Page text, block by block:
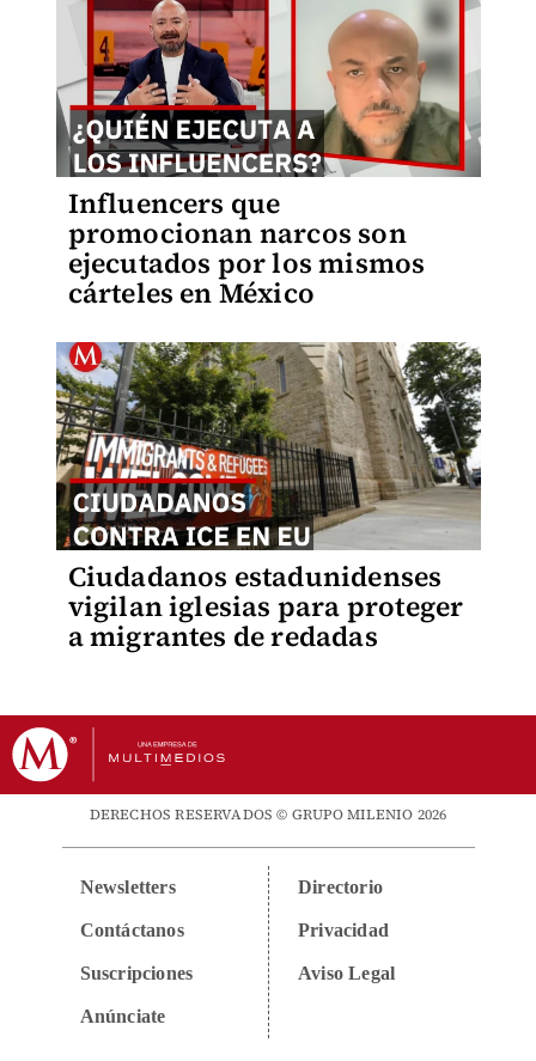
Influencers que
promocionan narcos son
ejecutados por los mismos
cárteles en México
Ciudadanos estadunidenses
vigilan iglesias para proteger
a migrantes de redadas
DERECHOS RESERVADOS © GRUPO MILENIO 2026
Newsletters
Contáctanos
Suscripciones
Anúnciate
Directorio
Privacidad
Aviso Legal